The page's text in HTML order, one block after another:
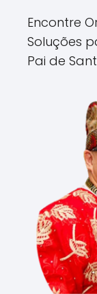
Encontre
Soluções
Pai de